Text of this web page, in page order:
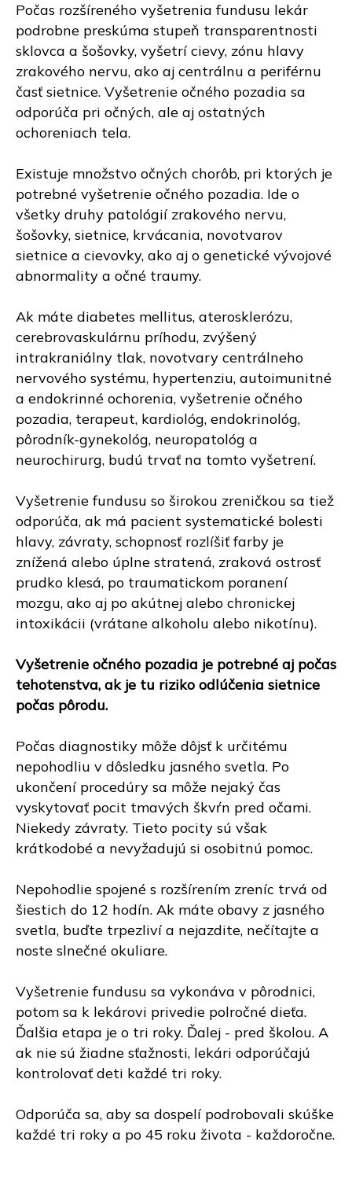
Počas rozšíreného vyšetrenia fundusu lekár
podrobne preskúma stupeň transparentnosti
sklovca a šošovky, vyšetrí cievy, zónu hlavy
zrakového nervu, ako aj centrálnu a periférnu
časť sietnice. Vyšetrenie očného pozadia sa
odporúča pri očných, ale aj ostatných
ochoreniach tela.
Existuje množstvo očných chorôb, pri ktorých je
potrebné vyšetrenie očného pozadia. Ide o
všetky druhy patológií zrakového nervu,
šošovky, sietnice, krvácania, novotvarov
sietnice a cievovky, ako aj o genetické vývojové
abnormality a očné traumy.
Ak máte diabetes mellitus, aterosklerózu,
cerebrovaskulárnu príhodu, zvýšený
intrakraniálny tlak, novotvary centrálneho
nervového systému, hypertenziu, autoimunitné
a endokrinné ochorenia, vyšetrenie očného
pozadia, terapeut, kardiológ, endokrinológ,
pôrodník-gynekológ, neuropatológ a
neurochirurg, budú trvať na tomto vyšetrení.
Vyšetrenie fundusu so širokou zreničkou sa tiež
odporúča, ak má pacient systematické bolesti
hlavy, závraty, schopnosť rozlíšiť farby je
znížená alebo úplne stratená, zraková ostrosť
prudko klesá, po traumatickom poranení
mozgu, ako aj po akútnej alebo chronickej
intoxikácii (vrátane alkoholu alebo nikotínu).
Vyšetrenie očného pozadia je potrebné aj počas
tehotenstva, ak je tu riziko odlúčenia sietnice
počas pôrodu.
Počas diagnostiky môže dôjsť k určitému
nepohodliu v dôsledku jasného svetla. Po
ukončení procedúry sa môže nejaký čas
vyskytovať pocit tmavých škvŕn pred očami.
Niekedy závraty. Tieto pocity sú však
krátkodobé a nevyžadujú si osobitnú pomoc.
Nepohodlie spojené s rozšírením zreníc trvá od
šiestich do 12 hodín. Ak máte obavy z jasného
svetla, buďte trpezliví a nejazdite, nečítajte a
noste slnečné okuliare.
Vyšetrenie fundusu sa vykonáva v pôrodnici,
potom sa k lekárovi privedie polročné dieťa.
Ďalšia etapa je o tri roky. Ďalej - pred školou. A
ak nie sú žiadne sťažnosti, lekári odporúčajú
kontrolovať deti každé tri roky.
Odporúča sa, aby sa dospelí podrobovali skúške
každé tri roky a po 45 roku života - každoročne.